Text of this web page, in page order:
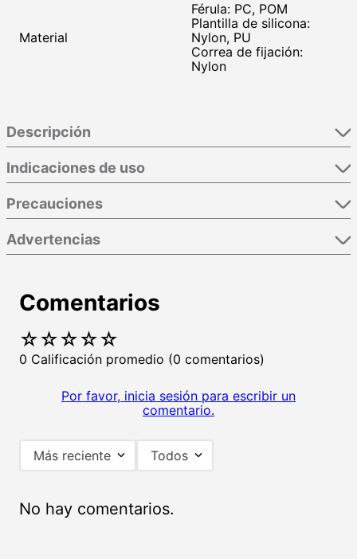
Material
Férula: PC, POM
Plantilla de silicona:
Nylon, PU
Correa de fijación:
Nylon
Descripción
Indicaciones de uso
Precauciones
Advertencias
Comentarios
☆☆☆☆☆
0 Calificación promedio (0 comentarios)
Por favor, inicia sesión para escribir un
comentario.
Más reciente Todos
No hay comentarios.